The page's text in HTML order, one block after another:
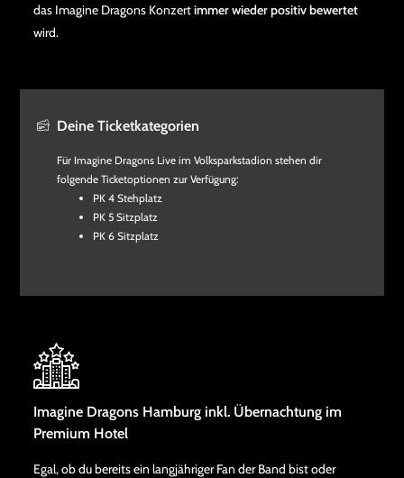
das Imagine Dragons Konzertimmer wieder positiv bewertet
wird.
Deine Ticketkategorien
Für Imagine Dragons Live im Volksparkstadion stehen dir
folgende Ticketoptionen zur Verfügung:
PK 4 Stehplatz
PK 5 Sitzplatz
PK 6 Sitzplatz
Imagine Dragons Hamburg inkl. Übernachtung im
Premium Hotel
Egal, ob du bereits ein langjähriger Fan der Band bist oder